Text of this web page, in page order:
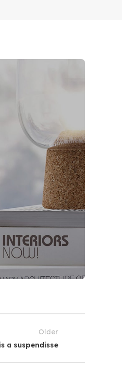
Older
a suspendisse